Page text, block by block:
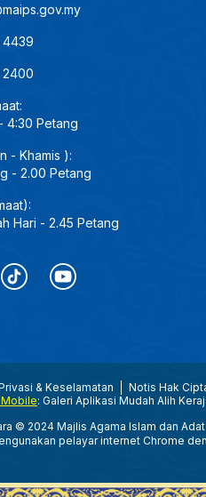
4:30 Petang
- Khamis ):
- 2.00 Petang
Hari - 2.45 Petang
& Keselamatan
Notis Hak
Mobile: Galeri Aplikasi Mudah Alih
© 2024 Majlis Agama Islam dan
pelayar internet Chrome